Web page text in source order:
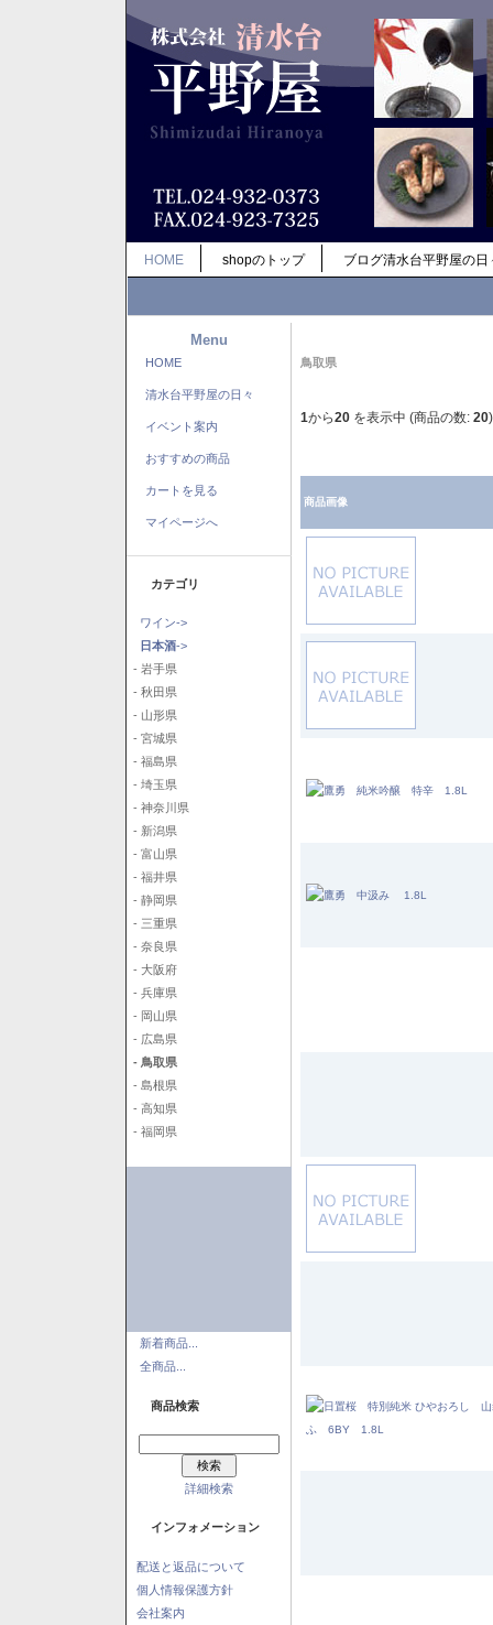
HOME shopのトップ ブログ清水台平野屋の日
Menu
HOME
清水台平野屋の日々
イベント案内
おすすめの商品
カートを見る
マイページへ
カテゴリ
ワイン->
日本酒->
- 岩手県
- 秋田県
- 山形県
- 宮城県
- 福島県
- 埼玉県
- 神奈川県
- 新潟県
- 富山県
- 福井県
- 静岡県
- 三重県
- 奈良県
- 大阪府
- 兵庫県
- 岡山県
- 広島県
- 鳥取県
- 島根県
- 高知県
- 福岡県
新着商品...
全商品...
商品検索
詳細検索
インフォメーション
配送と返品について
個人情報保護方針
会社案内
鳥取県
1から20 を表示中 (商品の数: 20)
商品画像